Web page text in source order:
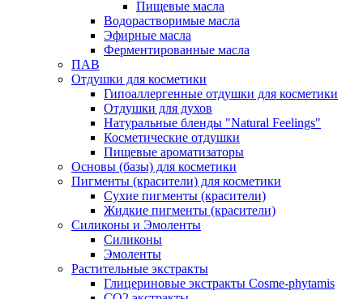
Пищевые масла
Водорастворимые масла
Эфирные масла
Ферментированные масла
ПАВ
Отдушки для косметики
Гипоаллергенные отдушки для косметики
Отдушки для духов
Натуральные бленды "Natural Feelings"
Косметические отдушки
Пищевые ароматизаторы
Основы (базы) для косметики
Пигменты (красители) для косметики
Сухие пигменты (красители)
Жидкие пигменты (красители)
Силиконы и Эмоленты
Силиконы
Эмоленты
Растительные экстракты
Глицериновые экстракты Cosme-phytamis